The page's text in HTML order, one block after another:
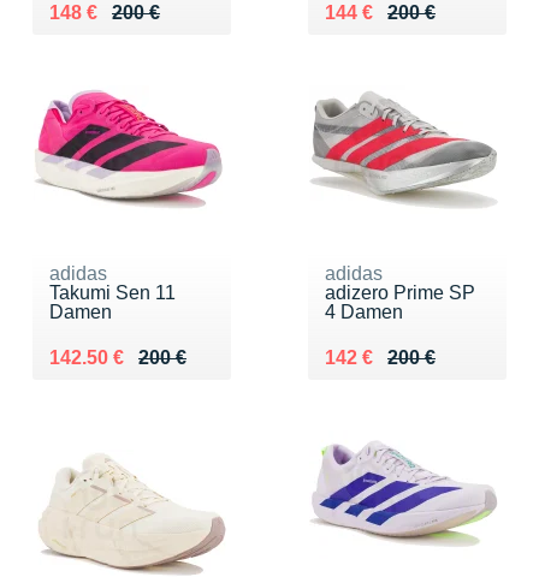
200 €
Au lieu de 200 €
148 €
Vendu 148 € 200 €
Au lieu de 200 €
144 €
Vendu 144 €
adidas
Takumi Sen 11
Damen
200 €
Au lieu de 200 €
142.50 €
Vendu 142.50 €
adidas
adizero Prime SP
4 Damen
200 €
Au lieu de 200 €
142 €
Vendu 142 €